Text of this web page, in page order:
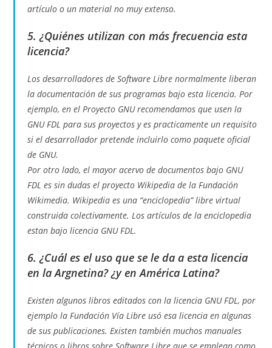
artículo o un material no muy extenso.
5. ¿Quiénes utilizan con más frecuencia esta
licencia?
Los desarrolladores de Software Libre normalmente liberan
la documentación de sus programas bajo esta licencia. Por
ejemplo, en el Proyecto GNU recomendamos que usen la
GNU FDL para sus proyectos y es practicamente un requisito
si el desarrollador pretende incluirlo como paquete oficial
de GNU.
Por otro lado, el mayor acervo de documentos bajo GNU
FDL es sin dudas el proyecto Wikipedia de la Fundación
Wikimedia. Wikipedia es una “enciclopedia” libre virtual
construida colectivamente. Los artículos de la enciclopedia
estan bajo licencia GNU FDL.
6. ¿Cuál es el uso que se le da a esta licencia
en la Argnetina? ¿y en América Latina?
Existen algunos libros editados con la licencia GNU FDL, por
ejemplo la Fundación Vía Libre usó esa licencia en algunas
de sus publicaciones. Existen también muchos manuales